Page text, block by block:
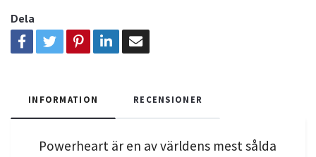
Dela
INFORMATION RECENSIONER
Powerheart är en av världens mest sålda